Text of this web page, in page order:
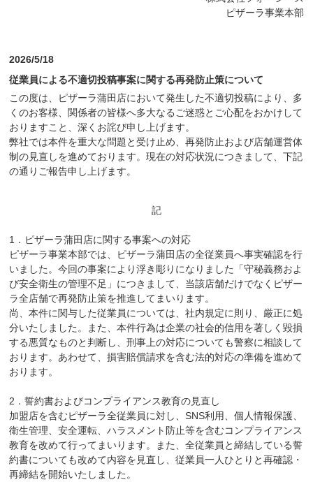
ピザーラ事業本部
2026/5/18
従業員による不適切投稿事案に関する再発防止策について
この度は、ピザーラ蒲田店において発生した不適切投稿により、多
くのお客様、関係者の皆様へ多大なるご迷惑とご心配をおかけして
おりますこと、深くお詫び申し上げます。
弊社では本件を重大な問題と受け止め、再発防止および店舗運営体
制の見直しを進めております。現在の対応状況につきまして、下記
の通りご報告申し上げます。
記
1．ピザーラ蒲田店に関する事案への対応
ピザーラ事業本部では、ピザーラ蒲田店の全従業員へ事実確認を行
いました。今回の事案により浮き彫りになりました「守秘義務およ
び安全衛生の管理不足」につきまして、当該店舗だけでなくピザー
ラ全店舗で再発防止策を推進してまいります。
尚、本件に関与した従業員については、社内規定に則り、厳正に処
分いたしました。また、本件行為は企業の社会的信用を著しく毀損
する悪質なものと判断し、刑事上の対応についても警察に相談して
おります。あわせて、損害賠償請求を含む法的対応の準備を進めて
おります。
2．誓約書およびコンプライアンス教育の見直し
加盟店を含むピザーラ全従業員に対し、SNS利用、個人情報保護、
衛生管理、安全運転、ハラスメント防止等を含むコンプライアンス
教育を改めて行ってまいります。また、全従業員と締結している誓
約書についても改めて内容を見直し、従業員一人ひとりと再確認・
再締結を開始いたしました。